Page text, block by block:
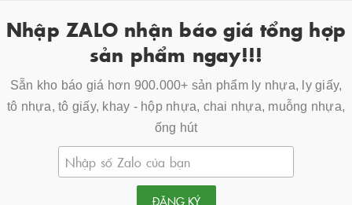
Nhập ZALO nhận báo giá tổng hợp
sản phẩm ngay!!!
Sẵn kho báo giá hơn 900.000+ sản phẩm ly nhựa, ly giấy,
tô nhựa, tô giấy, khay - hộp nhựa, chai nhựa, muỗng nhựa,
ống hút
ĐĂNG KÝ